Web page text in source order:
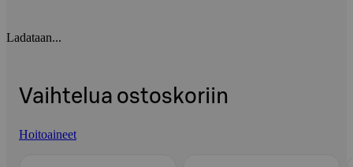
Ladataan...
Vaihtelua ostoskoriin
Hoitoaineet